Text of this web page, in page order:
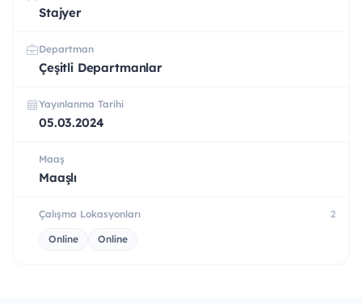
Stajyer
Departman
Çeşitli Departmanlar
Yayınlanma Tarihi
05.03.2024
Maaş
Maaşlı
Çalışma Lokasyonları 2
Online Online